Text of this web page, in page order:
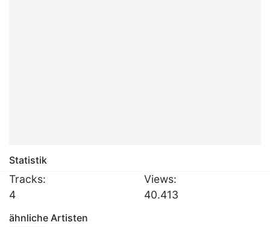
Statistik
Tracks:
4
Views:
40.413
ähnliche Artisten